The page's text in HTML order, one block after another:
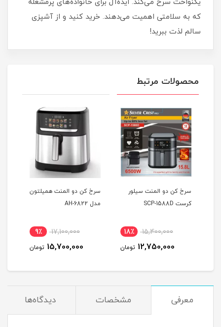
یکنواخت سرخ می‌کند. ایده‌آل برای خانواده‌های پرمشغله
که به سلامتی اهمیت می‌دهند. خرید کنید و از آشپزی
سالم لذت ببرید!
محصولات مرتبط
سرخ کن دو المنت سیلور
کرست SCP-1588D
15,400,000 18٪
12,750,000 تومان
سرخ کن دو المنت همیلتون
مدل AH-6822
17,100,000 9٪
15,700,000 تومان
معرفی مشخصات دیدگاه‌ها